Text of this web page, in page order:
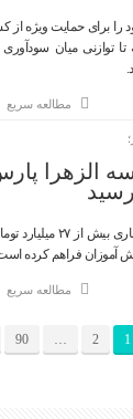
برای حمایت ویژه از
توازنی میان
مطالعه سریع
۹ کلاسه الزهرا
این واحد آموزشی
آموزان فراهم کرده
مطالعه سریع
1
2
…
90